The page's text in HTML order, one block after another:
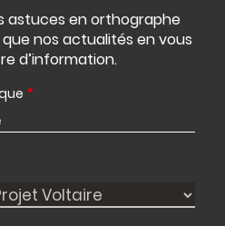
astuces en orthographe
nos actualités en vous
d’information.
*